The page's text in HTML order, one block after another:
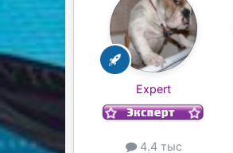
Expert
4.4 тыс